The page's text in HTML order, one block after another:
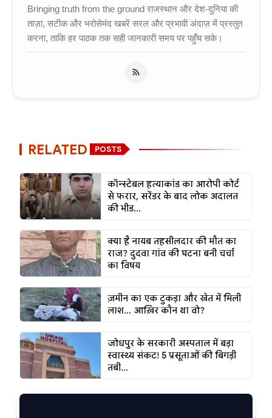
Bringing truth from the ground राजस्थान और देश-दुनिया की
ताज़ा, सटीक और भरोसेमंद खबरें सरल और प्रभावी अंदाज़ में प्रस्तुत
करना, ताकि हर पाठक तक सही जानकारी समय पर पहुँच सके।
RELATED POSTS
कॉन्स्टेबल हत्याकांड का आरोपी कोर्ट
से फरार, सरेंडर के बाद लोक अदालत
की भीड...
क्या है नायब तहसीलदार की मौत का
राज? दुदवा गांव की घटना बनी चर्चा
का विषय
ज़मीन का एक टुकड़ा और खेत में मिली
लाश... आख़िर कौन था वो?
जोधपुर के सरकारी अस्पताल में बड़ा
स्वास्थ्य संकट! 5 प्रसूताओं की बिगड़ी
तबी...